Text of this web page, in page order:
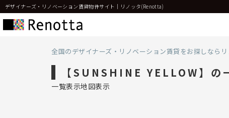
デザイナーズ・リノベーション賃貸物件サイト｜リノッタ(Renotta)
全国のデザイナーズ・リノベーション賃貸をお探しならリ
【SUNSHINE YELLOW】の
一覧表示地図表示